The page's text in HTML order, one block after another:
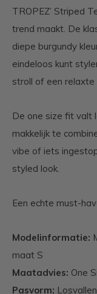
TROPEZ’ Striped
trend maakt. De
diepe burgundy
eindeloos kunt
stroll of een
De one size fit valt
makkelijk te
vibe of iets
styled look.
Een echte must-
Modelinformatie:
maat S
Maatadvies: One
Pasvorm: